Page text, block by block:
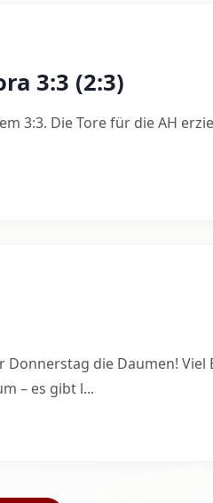
3:3 (2:3)
3:3. Die Tore für die AH
die Daumen! Viel
– es gibt l...